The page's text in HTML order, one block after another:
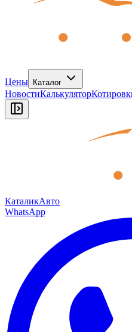
Цены Каталог
НовостиКалькулятор
КаталикАвто
WhatsApp